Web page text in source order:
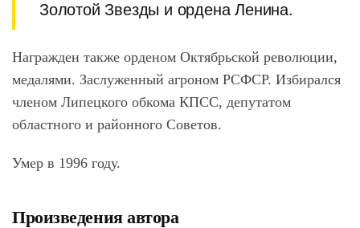
Золотой Звезды и ордена Ленина.
Награжден также орденом Октябрьской революции,
медалями. Заслуженный агроном РСФСР. Избирался
членом Липецкого обкома КПСС, депутатом
областного и районного Советов.
Умер в 1996 году.
Произведения автора